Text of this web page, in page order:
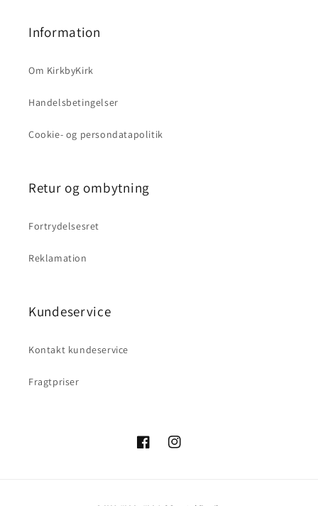
Information
Om KirkbyKirk
Handelsbetingelser
Cookie- og persondatapolitik
Retur og ombytning
Fortrydelsesret
Reklamation
Kundeservice
Kontakt kundeservice
Fragtpriser
FacebookInstagram